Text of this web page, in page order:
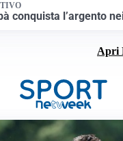
conquista l’argento
Apri